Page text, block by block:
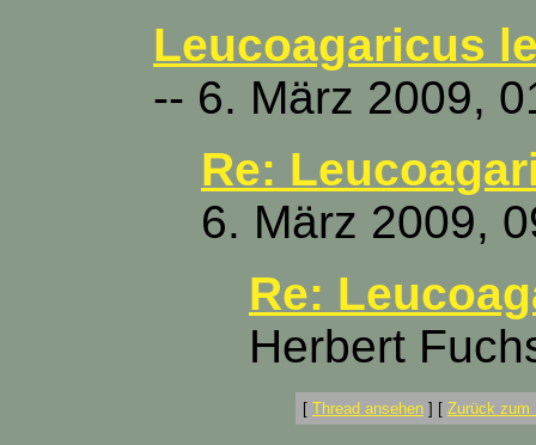
Leucoagaricus
-- 6. März 2009,
Re:
6. März 2009,
Re:
Herbert
[ Thread ansehen ] [ Zurück zum